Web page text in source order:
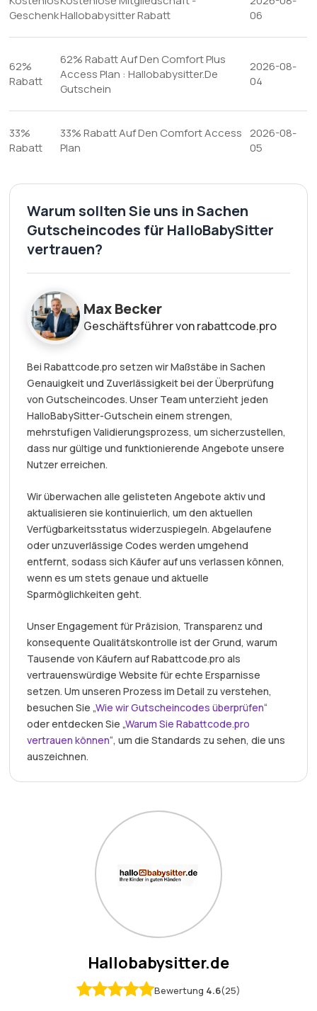
GeschenkHallobabysitter Rabatt
06
62%
Rabatt
62% Rabatt Auf Den Comfort Plus
Access Plan : Hallobabysitter.De
Gutschein
2026-08-
04
33%
Rabatt
33% Rabatt Auf Den Comfort Access
Plan
2026-08-
05
Warum sollten Sie uns in Sachen
Gutscheincodes für HalloBabySitter
vertrauen?
Max Becker
Geschäftsführer von rabattcode.pro
Bei Rabattcode.pro setzen wir Maßstäbe in Sachen
Genauigkeit und Zuverlässigkeit bei der Überprüfung
von Gutscheincodes. Unser Team unterzieht jeden
HalloBabySitter-Gutschein einem strengen,
mehrstufigen Validierungsprozess, um sicherzustellen,
dass nur gültige und funktionierende Angebote unsere
Nutzer erreichen.
Wir überwachen alle gelisteten Angebote aktiv und
aktualisieren sie kontinuierlich, um den aktuellen
Verfügbarkeitsstatus widerzuspiegeln. Abgelaufene
oder unzuverlässige Codes werden umgehend
entfernt, sodass sich Käufer auf uns verlassen können,
wenn es um stets genaue und aktuelle
Sparmöglichkeiten geht.
Unser Engagement für Präzision, Transparenz und
konsequente Qualitätskontrolle ist der Grund, warum
Tausende von Käufern auf Rabattcode.pro als
vertrauenswürdige Website für echte Ersparnisse
setzen. Um unseren Prozess im Detail zu verstehen,
besuchen Sie „Wie wir Gutscheincodes überprüfen“
oder entdecken Sie „Warum Sie Rabattcode.pro
vertrauen können“, um die Standards zu sehen, die uns
auszeichnen.
Hallobabysitter.de
Bewertung 4.6(25)